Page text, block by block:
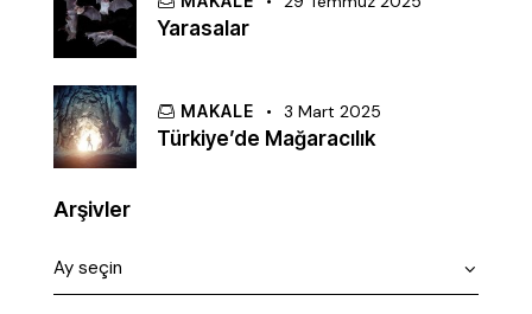
Yarasalar
MAKALE 3 Mart 2025
Türkiye’de Mağaracılık
Arşivler